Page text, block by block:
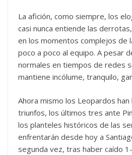
La afición, como siempre, los
casi nunca entiende las
en los momentos complejos de
poco a poco al equipo. A pesar
normales en tiempos de redes
mantiene incólume, tranquilo,
Ahora mismo los Leopardos han
triunfos, los últimos tres ante
los planteles históricos de las
enfrentarán desde hoy a
segunda vez, tras haber caído